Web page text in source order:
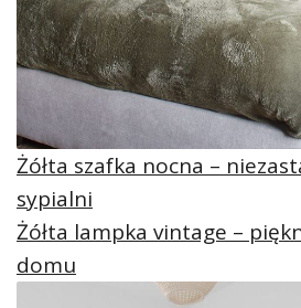
Żółta szafka nocna –
sypialni
Żółta lampka vintage –
domu